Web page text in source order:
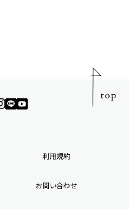
利用規約
お問い合わせ